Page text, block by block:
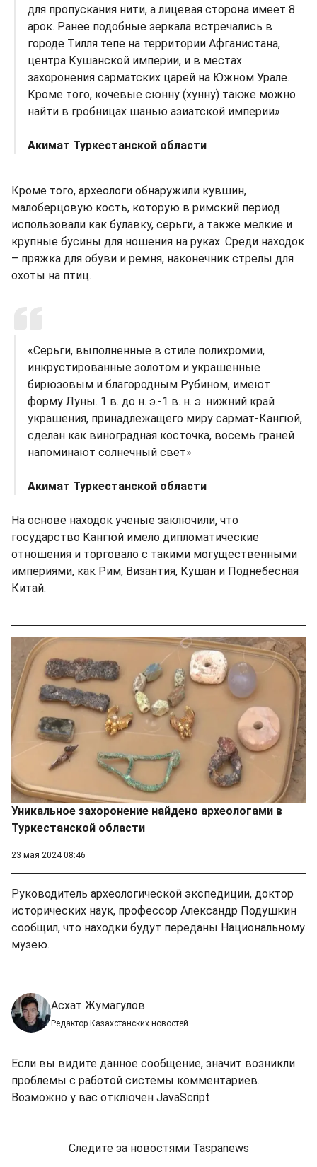
для пропускания нити, а лицевая сторона имеет 8
арок. Ранее подобные зеркала встречались в
городе Тилля тепе на территории Афганистана,
центра Кушанской империи, и в местах
захоронения сарматских царей на Южном Урале.
Кроме того, кочевые сюнну (хунну) также можно
найти в гробницах шанью азиатской империи»
Акимат Туркестанской области
Кроме того, археологи обнаружили кувшин,
малоберцовую кость, которую в римский период
использовали как булавку, серьги, а также мелкие и
крупные бусины для ношения на руках. Среди находок
– пряжка для обуви и ремня, наконечник стрелы для
охоты на птиц.
«Серьги, выполненные в стиле полихромии,
инкрустированные золотом и украшенные
бирюзовым и благородным Рубином, имеют
форму Луны. 1 в. до н. э.-1 в. н. э. нижний край
украшения, принадлежащего миру сармат-Кангюй,
сделан как виноградная косточка, восемь граней
напоминают солнечный свет»
Акимат Туркестанской области
На основе находок ученые заключили, что
государство Кангюй имело дипломатические
отношения и торговало с такими могущественными
империями, как Рим, Византия, Кушан и Поднебесная
Китай.
Уникальное захоронение найдено археологами в
Туркестанской области
23 мая 2024 08:46
Руководитель археологической экспедиции, доктор
исторических наук, профессор Александр Подушкин
сообщил, что находки будут переданы Национальному
музею.
Асхат Жумагулов
Редактор Казахстанских новостей
Если вы видите данное сообщение, значит возникли
проблемы с работой системы комментариев.
Возможно у вас отключен JavaScript
Следите за новостями Taspanews